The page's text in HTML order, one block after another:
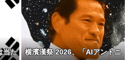
当た
横濱漢祭 2026、「AIアントニ